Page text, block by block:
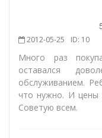
2012-05-25 ID: 10
Много раз
оставался
обслуживанием.
что нужно. И цены
Советую всем.